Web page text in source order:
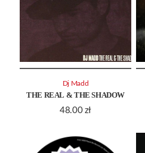
THE REAL & THE SHADOW
48.00 zł
Dj Madd